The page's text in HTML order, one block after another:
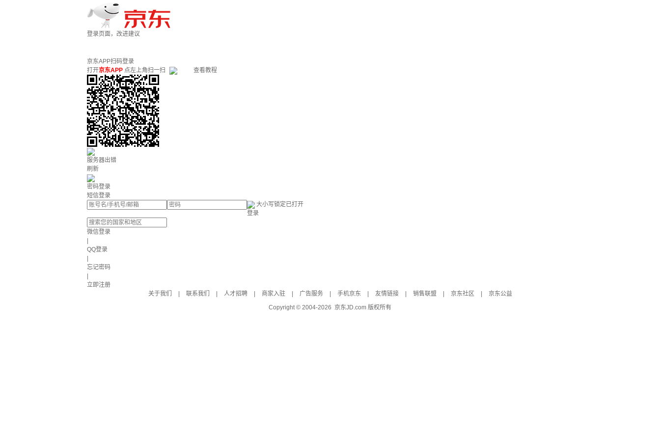
登录页面，改进建议
京东APP扫码登录
打开京东APP 点左上角扫一扫 查看教程
服务器出错
刷新
密码登录
短信登录
大小写锁定已打开
登录
微信登录
QQ登录
忘记密码
立即注册
关于我们
联系我们 人才招聘 商家入驻 广告服务 手机京东 友情链接 销售联盟 京东社区
京东公益
Copyright © 2004-2026 京东JD.com 版权所有